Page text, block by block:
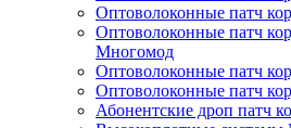
Оптоволоконные патч
Оптоволоконные патч
Многомод
Оптоволоконные патч
Оптоволоконные патч
Абонентские дроп патч